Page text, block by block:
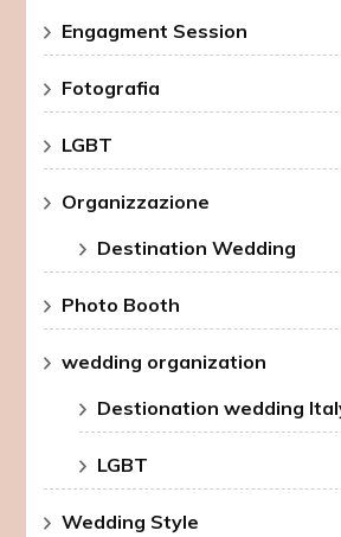
Engagment Session
Fotografia
LGBT
Organizzazione
Destination Wedding
Photo Booth
wedding organization
Destionation wedding
LGBT
Wedding Style